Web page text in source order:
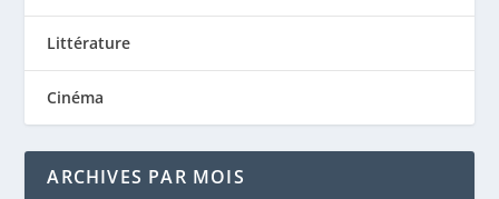
Littérature
Cinéma
ARCHIVES PAR MOIS